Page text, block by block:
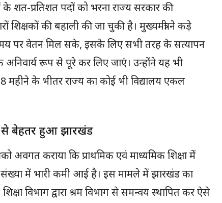
शत-प्रतिशत पदों को भरना राज्य सरकार की
शिक्षकों की बहाली की जा चुकी है। मुख्यमंत्री ने कड़े
पर वेतन मिल सके, इसके लिए सभी तरह के सत्यापन
रूप से पूरे कर लिए जाएं। उन्होंने यह भी
के भीतर राज्य का कोई भी विद्यालय एकल
से बेहतर हुआ झारखंड
को अवगत कराया कि प्राथमिक एवं माध्यमिक शिक्षा में
में भारी कमी आई है। इस मामले में झारखंड का
विभाग द्वारा श्रम विभाग से समन्वय स्थापित कर ऐसे